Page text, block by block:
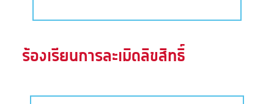
ร้องเรียนการละเมิดลิขสิทธิ์